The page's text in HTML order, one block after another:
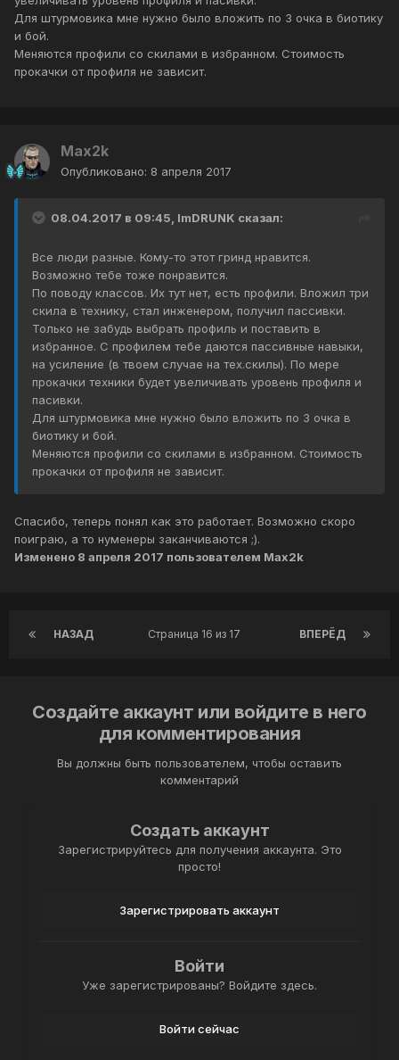
Для штурмовика мне нужно было вложить по 3 очка в биотику
и бой.
Меняются профили со скилами в избранном. Стоимость
прокачки от профиля не зависит.
Max2k
Опубликовано: 8 апреля 2017
08.04.2017 в 09:45, ImDRUNK сказал:
Все люди разные. Кому-то этот гринд нравится.
Возможно тебе тоже понравится.
По поводу классов. Их тут нет, есть профили. Вложил три
скила в технику, стал инженером, получил пассивки.
Только не забудь выбрать профиль и поставить в
избранное. С профилем тебе даются пассивные навыки,
на усиление (в твоем случае на тех.скилы). По мере
прокачки техники будет увеличивать уровень профиля и
пасивки.
Для штурмовика мне нужно было вложить по 3 очка в
биотику и бой.
Меняются профили со скилами в избранном. Стоимость
прокачки от профиля не зависит.
Спасибо, теперь понял как это работает. Возможно скоро
поиграю, а то нуменеры заканчиваются ;).
Изменено 8 апреля 2017 пользователем Max2k
НАЗАД ВПЕРЁД
Страница 16 из 17
Создайте аккаунт или войдите в него
для комментирования
Вы должны быть пользователем, чтобы оставить
комментарий
Создать аккаунт
Зарегистрируйтесь для получения аккаунта. Это
просто!
Зарегистрировать аккаунт
Войти
Уже зарегистрированы? Войдите здесь.
Войти сейчас